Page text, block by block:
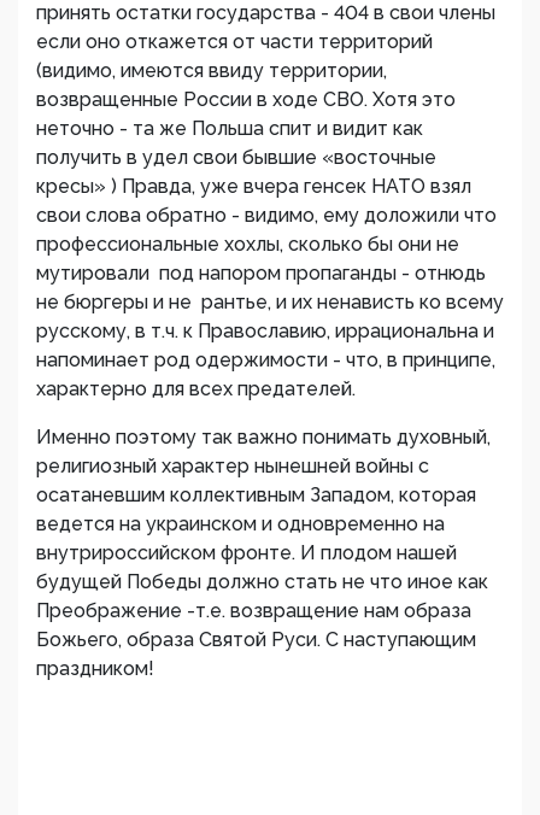
принять остатки государства - 404 в свои члены
если оно откажется от части территорий
(видимо, имеются ввиду территории,
возвращенные России в ходе СВО. Хотя это
неточно - та же Польша спит и видит как
получить в удел свои бывшие «восточные
кресы» ) Правда, уже вчера генсек НАТО взял
свои слова обратно - видимо, ему доложили что
профессиональные хохлы, сколько бы они не
мутировали под напором пропаганды - отнюдь
не бюргеры и не рантье, и их ненависть ко всему
русскому, в т.ч. к Православию, иррациональна и
напоминает род одержимости - что, в принципе,
характерно для всех предателей.
Именно поэтому так важно понимать духовный,
религиозный характер нынешней войны с
осатаневшим коллективным Западом, которая
ведется на украинском и одновременно на
внутрироссийском фронте. И плодом нашей
будущей Победы должно стать не что иное как
Преображение -т.е. возвращение нам образа
Божьего, образа Святой Руси. С наступающим
праздником!